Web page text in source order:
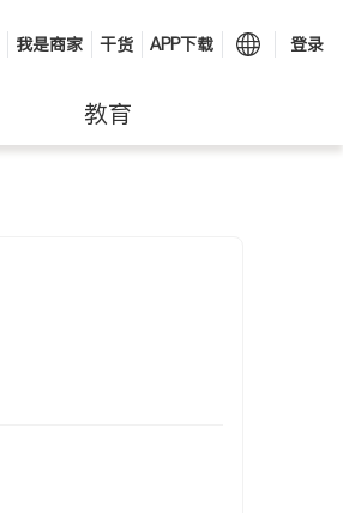
我是商家 干货 APP下载 登录
教育